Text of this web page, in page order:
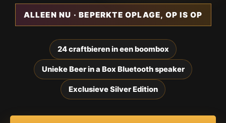
ALLEEN NU · BEPERKTE OPLAGE, OP IS OP
24 craftbieren in een boombox
Unieke Beer in a Box Bluetooth speaker
Exclusieve Silver Edition